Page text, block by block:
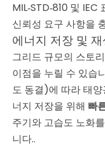
MIL‑STD‑810 및
신뢰성 요구 사항을
에너지 저장 및
그리드 규모의 스토
이점을 누릴 수 있습
도 동결)에 따라 태
너지 저장을 위해 빠
주기와 고습도 노화
니다..